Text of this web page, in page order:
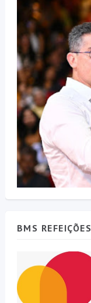
BMS REFEIÇÕES